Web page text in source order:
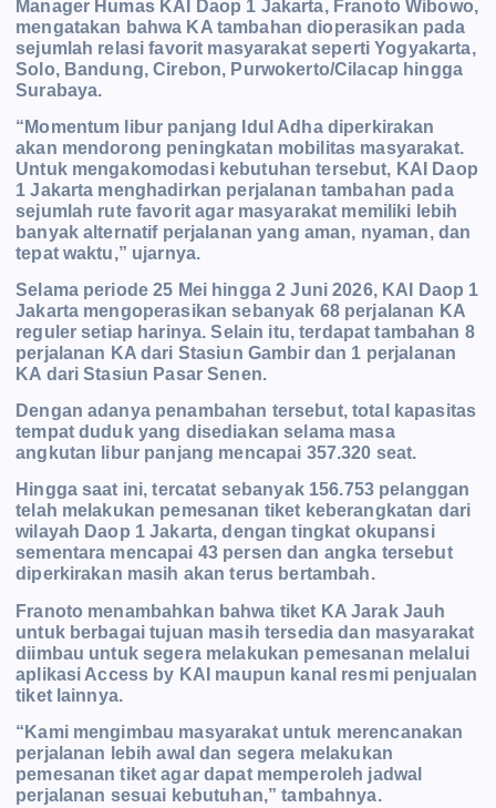
Manager Humas KAI Daop 1 Jakarta, Franoto Wibowo,
mengatakan bahwa KA tambahan dioperasikan pada
sejumlah relasi favorit masyarakat seperti Yogyakarta,
Solo, Bandung, Cirebon, Purwokerto/Cilacap hingga
Surabaya.
“Momentum libur panjang Idul Adha diperkirakan
akan mendorong peningkatan mobilitas masyarakat.
Untuk mengakomodasi kebutuhan tersebut, KAI Daop
1 Jakarta menghadirkan perjalanan tambahan pada
sejumlah rute favorit agar masyarakat memiliki lebih
banyak alternatif perjalanan yang aman, nyaman, dan
tepat waktu,” ujarnya.
Selama periode 25 Mei hingga 2 Juni 2026, KAI Daop 1
Jakarta mengoperasikan sebanyak 68 perjalanan KA
reguler setiap harinya. Selain itu, terdapat tambahan 8
perjalanan KA dari Stasiun Gambir dan 1 perjalanan
KA dari Stasiun Pasar Senen.
Dengan adanya penambahan tersebut, total kapasitas
tempat duduk yang disediakan selama masa
angkutan libur panjang mencapai 357.320 seat.
Hingga saat ini, tercatat sebanyak 156.753 pelanggan
telah melakukan pemesanan tiket keberangkatan dari
wilayah Daop 1 Jakarta, dengan tingkat okupansi
sementara mencapai 43 persen dan angka tersebut
diperkirakan masih akan terus bertambah.
Franoto menambahkan bahwa tiket KA Jarak Jauh
untuk berbagai tujuan masih tersedia dan masyarakat
diimbau untuk segera melakukan pemesanan melalui
aplikasi Access by KAI maupun kanal resmi penjualan
tiket lainnya.
“Kami mengimbau masyarakat untuk merencanakan
perjalanan lebih awal dan segera melakukan
pemesanan tiket agar dapat memperoleh jadwal
perjalanan sesuai kebutuhan,” tambahnya.